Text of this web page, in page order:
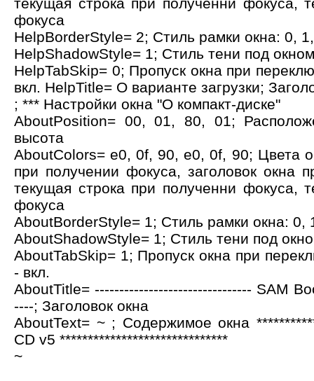
фокуса
HelpBorderStyle= 2; Стиль рамки окна: 0,
HelpShadowStyle= 1; Стиль тени под
HelpTabSkip= 0; Пропуск окна при
вкл. HelpTitle= О варианте загрузки;
; *** Настройки окна "О компакт-диске"
AboutPosition= 00, 01, 80, 01;
высота
AboutColors= e0, 0f, 90, e0, 0f, 90; Цвета
при получении фокуса, заголовок окна
текущая строка при полученни фокуса,
фокуса
AboutBorderStyle= 1; Стиль рамки окна: 0,
AboutShadowStyle= 1; Стиль тени под
AboutTabSkip= 1; Пропуск окна при
- вкл.
AboutTitle= -------------------------------- SAM
----; Заголовок окна
AboutText= ~ ; Содержимое окна
CD v5 ******************************
~